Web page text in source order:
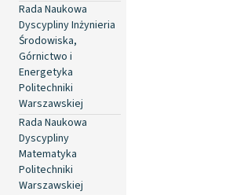
Rada Naukowa
Dyscypliny Inżynieria
Środowiska,
Górnictwo i
Energetyka
Politechniki
Warszawskiej
Rada Naukowa
Dyscypliny
Matematyka
Politechniki
Warszawskiej